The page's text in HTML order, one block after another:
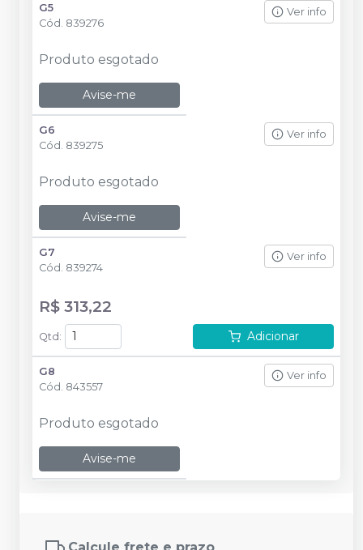
G5
Cód. 839276
Ver info
Produto esgotado
Avise-me
G6
Cód. 839275
Ver info
Produto esgotado
Avise-me
G7
Cód. 839274
Ver info
R$ 313,22
Qtd: Adicionar
G8
Cód. 843557
Ver info
Produto esgotado
Avise-me